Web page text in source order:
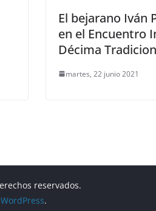
El bejarano Iván
en el Encuentro
Décima
martes, 22 junio 2021
reservados.
WordPress.